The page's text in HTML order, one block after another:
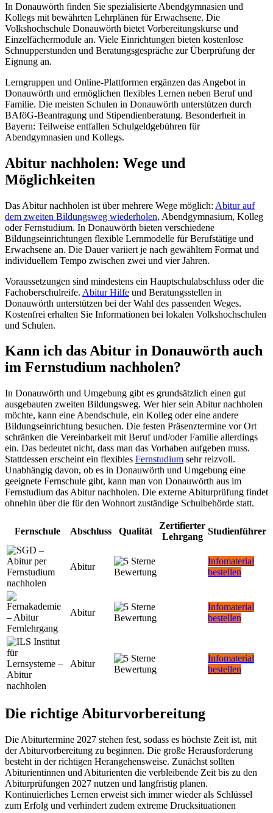
In Donauwörth finden Sie spezialisierte Abendgymnasien und
Kollegs mit bewährten Lehrplänen für Erwachsene. Die
Volkshochschule Donauwörth bietet Vorbereitungskurse und
Einzelfächermodule an. Viele Einrichtungen bieten kostenlose
Schnupperstunden und Beratungsgespräche zur Überprüfung der
Eignung an.
Lerngruppen und Online-Plattformen ergänzen das Angebot in
Donauwörth und ermöglichen flexibles Lernen neben Beruf und
Familie. Die meisten Schulen in Donauwörth unterstützen durch
BAföG-Beantragung und Stipendienberatung. Besonderheit in
Bayern: Teilweise entfallen Schulgeldgebühren für
Abendgymnasien und Kollegs.
Abitur nachholen: Wege und
Möglichkeiten
Das Abitur nachholen ist über mehrere Wege möglich: Abitur auf
dem zweiten Bildungsweg wiederholen, Abendgymnasium, Kolleg
oder Fernstudium. In Donauwörth bieten verschiedene
Bildungseinrichtungen flexible Lernmodelle für Berufstätige und
Erwachsene an. Die Dauer variiert je nach gewähltem Format und
individuellem Tempo zwischen zwei und vier Jahren.
Voraussetzungen sind mindestens ein Hauptschulabschluss oder die
Fachoberschulreife. Abitur Hilfe und Beratungsstellen in
Donauwörth unterstützen bei der Wahl des passenden Weges.
Kostenfrei erhalten Sie Informationen bei lokalen Volkshochschulen
und Schulen.
Kann ich das Abitur in Donauwörth auch
im Fernstudium nachholen?
In Donauwörth und Umgebung gibt es grundsätzlich einen gut
ausgebauten zweiten Bildungsweg. Wer hier sein Abitur nachholen
möchte, kann eine Abendschule, ein Kolleg oder eine andere
Bildungseinrichtung besuchen. Die festen Präsenztermine vor Ort
schränken die Vereinbarkeit mit Beruf und/oder Familie allerdings
ein. Das bedeutet nicht, dass man das Vorhaben aufgeben muss.
Stattdessen erscheint ein flexibles Fernstudium sehr reizvoll.
Unabhängig davon, ob es in Donauwörth und Umgebung eine
geeignete Fernschule gibt, kann man von Donauwörth aus im
Fernstudium das Abitur nachholen. Die externe Abiturprüfung findet
ohnehin über die für den Wohnort zuständige Schulbehörde statt.
Fernschule Abschluss Qualität
Zertifierter
Lehrgang
Studienführer
Abitur
Infomaterial
bestellen
Abitur
Infomaterial
bestellen
Abitur
Infomaterial
bestellen
Die richtige Abiturvorbereitung
Die Abiturtermine 2027 stehen fest, sodass es höchste Zeit ist, mit
der Abiturvorbereitung zu beginnen. Die große Herausforderung
besteht in der richtigen Herangehensweise. Zunächst sollten
Abiturientinnen und Abiturienten die verbleibende Zeit bis zu den
Abiturprüfungen 2027 nutzen und langfristig planen.
Kontinuierliches Lernen erweist sich immer wieder als Schlüssel
zum Erfolg und verhindert zudem extreme Drucksituationen